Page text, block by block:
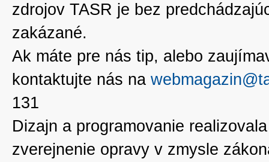
zdrojov TASR je bez
zakázané.
Ak máte pre nás tip, alebo
kontaktujte nás na
131
Dizajn a programovanie
zverejnenie opravy v zmysle